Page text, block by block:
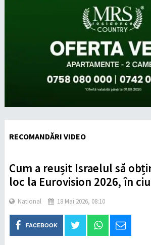
RECOMANDĂRI VIDEO
Cum a reușit Israelul să
loc la Eurovision 2026, în
National 18 Mai 2026, 08:10
FACEBOOK